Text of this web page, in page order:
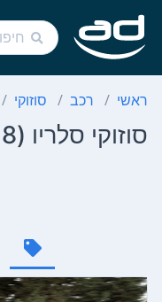
ראשי רכב סוזוקי
סוזוקי סלריו (2018)